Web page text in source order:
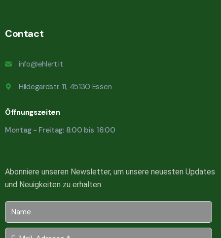
Contact
info@ehlert.it
Hildegardstr. 11, 45130 Essen
Öffnungszeiten
Montag - Freitag: 8:00 bis 16:00
Abonniere unseren Newsletter, um unsere neuesten Updates
und Neuigkeiten zu erhalten.